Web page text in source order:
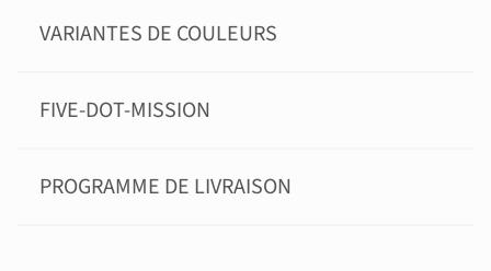
VARIANTES DE COULEURS
FIVE-DOT-MISSION
PROGRAMME DE LIVRAISON